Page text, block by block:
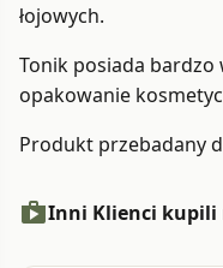
łojowych.
Tonik posiada bardzo
opakowanie
Produkt przebadany
Inni Klienci kupili